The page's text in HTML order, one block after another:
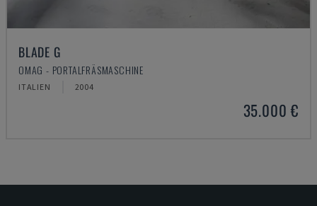
BLADE G
OMAG - PORTALFRÄSMASCHINE
ITALIEN 2004
35.000 €